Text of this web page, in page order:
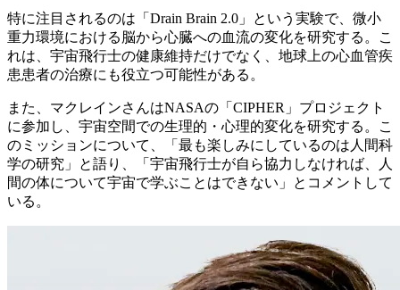
特に注目されるのは「Drain Brain 2.0」という実験で、微小
重力環境における脳から心臓への血流の変化を研究する。こ
れは、宇宙飛行士の健康維持だけでなく、地球上の心血管疾
患患者の治療にも役立つ可能性がある。
また、マクレインさんはNASAの「CIPHER」プロジェクト
に参加し、宇宙空間での生理的・心理的変化を研究する。こ
のミッションについて、「最も楽しみにしているのは人間科
学の研究」と語り、「宇宙飛行士が自ら協力しなければ、人
間の体について宇宙で学ぶことはできない」とコメントして
いる。